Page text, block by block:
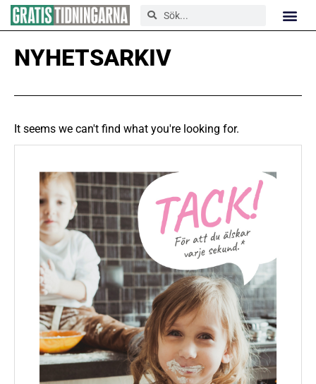
NYHETSARKIV
It seems we can't find what you're looking for.